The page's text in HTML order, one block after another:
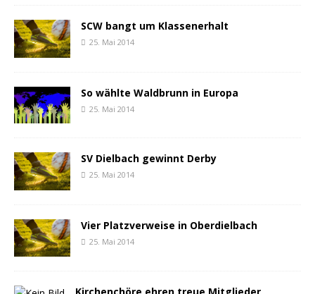
SCW bangt um Klassenerhalt
25. Mai 2014
So wählte Waldbrunn in Europa
25. Mai 2014
SV Dielbach gewinnt Derby
25. Mai 2014
Vier Platzverweise in Oberdielbach
25. Mai 2014